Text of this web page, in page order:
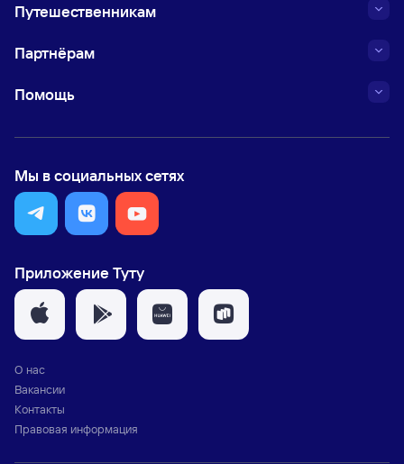
Путешественникам
Партнёрам
Помощь
Мы в социальных сетях
Приложение Туту
О нас
Вакансии
Контакты
Правовая информация